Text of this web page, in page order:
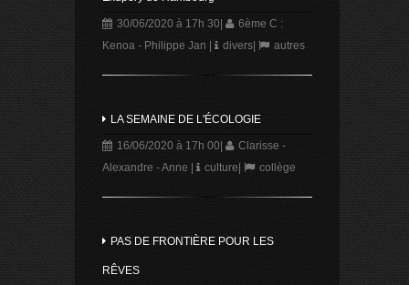
30/06/2020 à 17h 30|
6ème C :
Kenoa - Philippe Jan
divers| autres
LA SEMAINE DE L'ÉCOLOGIE
16/06/2020 à 17h 00
Clarisse -
Alexandre - Anne
culture collège
PAS DE FRONTIÈRE POUR LES
RÊVES